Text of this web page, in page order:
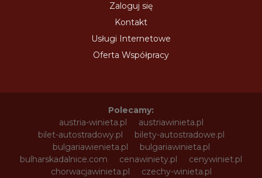
Zaloguj się
Kontakt
Usługi Internetowe
Oferta Współpracy
Polecamy:
austria-winieta.pl
austriawinieta.pl
bilet-autostradowy.pl
bilety-autostradowe.pl
bulgariawienieta.pl
bulgariawinieta.pl
bulharskadalnice.com
cenawiniety.pl
cenywiniet.pl
chorwacjawinieta.pl
czechy-winieta.pl